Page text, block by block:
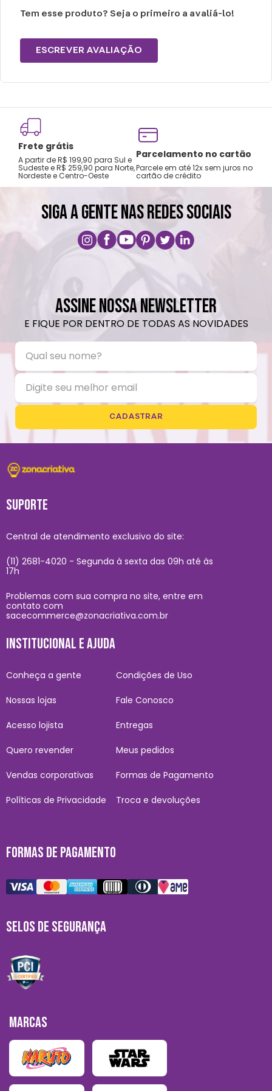
equivalentes.
Se você possui um SRD (Sem raça definida)
como são únicos, pedimos que escolha de
acordo com a raça que tenha o porte mais
Cuidados e recomendações de uso:
Não passar sobre a estampa
Não alvejar
Temperatura máxima 110°C (sem vapor)
Não centrifugar ou utilizar máquina
secadora
Temperatura máxima de lavagem de 30°C
Limpeza suave
Tem esse produto? Seja o primeiro a avaliá-lo!
ESCREVER AVALIAÇÃO
Frete grátis
A partir de R$ 199,90 para Sul e
Sudeste e R$ 259,90 para Norte,
Nordeste e Centro-Oeste
Parcelamento no cartão
Parcele em até 12x sem juros no
cartão de crédito
SIGA A GENTE NAS REDES SOCIAIS
ASSINE NOSSA NEWSLETTER
E FIQUE POR DENTRO DE TODAS AS NOVIDADES
CADASTRAR
SUPORTE
Central de atendimento exclusivo do site:
(11) 2681-4020 - Segunda à sexta das 09h até às
17h
Problemas com sua compra no site, entre em
contato com
sacecommerce@zonacriativa.com.br
INSTITUCIONAL E AJUDA
Conheça a gente
Nossas lojas
Acesso lojista
Quero revender
Vendas corporativas
Políticas de Privacidade
Condições de Uso
Fale Conosco
Entregas
Meus pedidos
Formas de Pagamento
Troca e devoluções
FORMAS DE PAGAMENTO
SELOS DE SEGURANÇA
MARCAS